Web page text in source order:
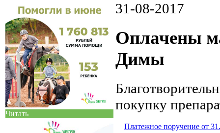
Читать
31-08-2017
Оплачены
Димы
покупку
Платежное поручение от